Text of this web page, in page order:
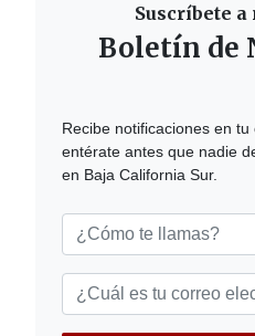
Suscríbete a
Boletín de
Recibe notificaciones en
entérate antes que nadie
en Baja California Sur.